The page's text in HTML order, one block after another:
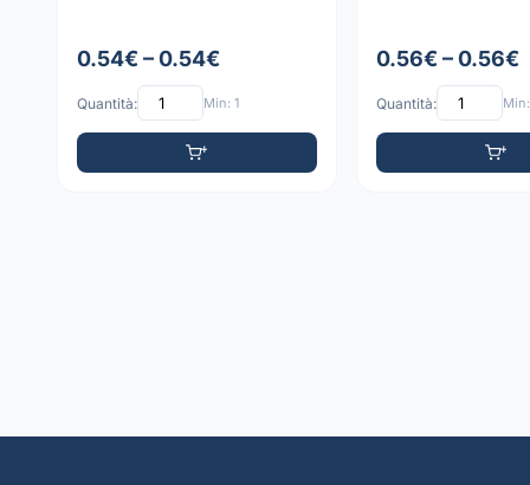
0.54€ – 0.54€
Quantità: Min: 1
0.56€ – 0.56€
Quantità: Min: